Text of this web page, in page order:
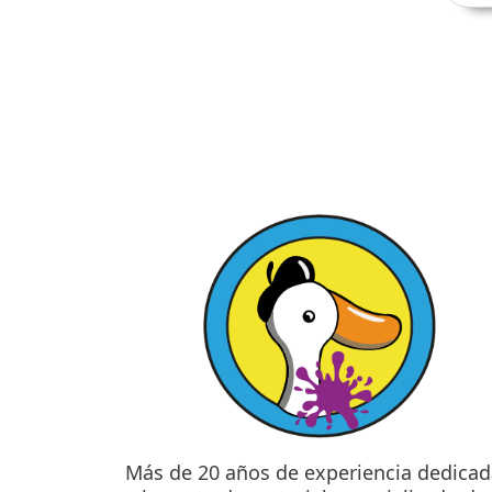
producto
Más de 20 años de experiencia